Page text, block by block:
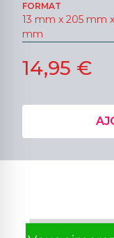
FORMAT
13 mm x 205 mm
mm
14,95 €